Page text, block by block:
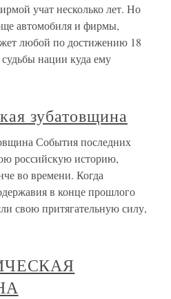
учат несколько лет. Но
автомобиля и фирмы,
любой по достижению 18
нации куда ему
зубатовщина
События последних
российскую историю,
во времени. Когда
в конце прошлого
свою притягательную силу,